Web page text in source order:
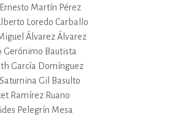
Martín Pérez
Loredo Carballo
Álvarez Álvarez
Gerónimo Bautista
García Domínguez
Gil Basulto
Ramírez Ruano
Pelegrín Mesa